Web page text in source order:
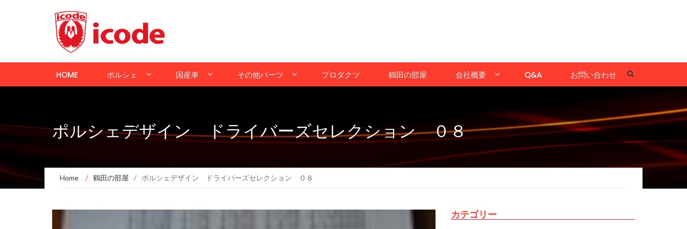
HOME ポルシェ 国産車 その他パーツ プロダクツ 鶴田の部屋 会社概要 Q&A お問い合わせ
ポルシェデザイン ドライバーズセレクション ０８
Home / 鶴田の部屋 / ポルシェデザイン ドライバーズセレクション ０８
カテゴリー